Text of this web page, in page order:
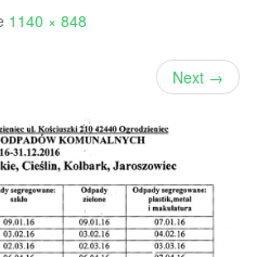
1140 × 848
Next →